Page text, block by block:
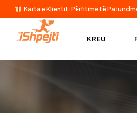
Karta e Klientit: Përfitime të
KREU